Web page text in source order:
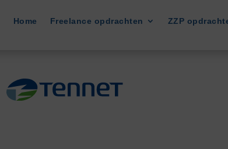
Home Freelance opdrachten ZZP